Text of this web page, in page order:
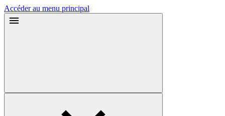
Accéder au menu principal